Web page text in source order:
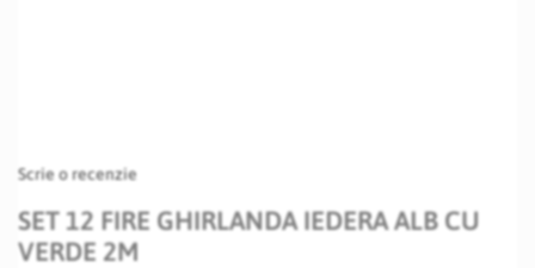
Scrie o recenzie
SET 12 FIRE GHIRLANDA IEDERA ALB CU
VERDE 2M